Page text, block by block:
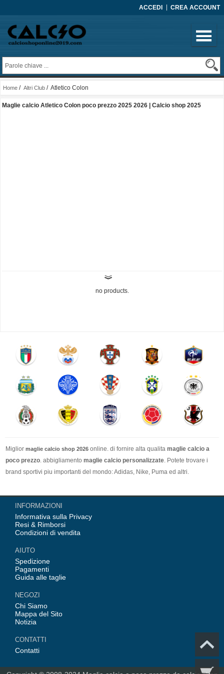
ACCEDI CREA ACCOUNT
Home / Altri Club / Atletico Colon
Maglie calcio Atletico Colon poco prezzo 2025 2026 | Calcio shop 2025
no products.
Miglior maglie calcio shop 2026 online. di fornire alta qualita maglie calcio a
poco prezzo. abbigliamento maglie calcio personalizzate. Potete trovare i
brand sportivi piu importanti del mondo: Adidas, Nike, Puma ed altri.
Nel nostro negozio trovi le calcio maglie italia Top Coppa Mondo 2026 Team(
Italia, Germania, Spagna, Argentina, Francia, Portogallo etc) piu importanti
delle squadre italiane (Juventus, AC Milan, Inter Milan, etc). Top europee
Team(Barcellona, Real Madrid, Bayern Monaco, Manchester United, Leicester
INFORMAZIONI
Informativa sulla Privacy
Resi & Rimborsi
Condizioni di vendita
AIUTO
Spedizione
Pagamenti
Guida alle taglie
NEGOZI
Chi Siamo
Mappa del Sito
Notizia
CONTATTI
Contatti